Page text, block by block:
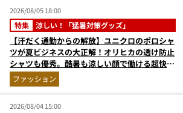
2026/08/05 18:00
特集 涼しい！「猛暑対策グッズ」
【汗だく通勤からの解放】ユニクロのポロシャ
ツが夏ビジネスの大正解！オリヒカの透け防止
シャツも優秀。酷暑も涼しい顔で働ける超快適
ウエアの実力
ファッション
2026/08/04 15:00